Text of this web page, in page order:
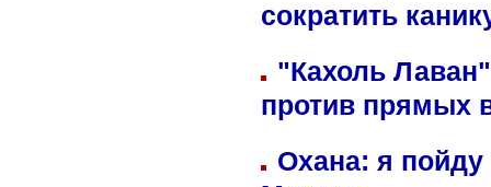
сократить
"Кахоль
против прямых
Охана: я пойду